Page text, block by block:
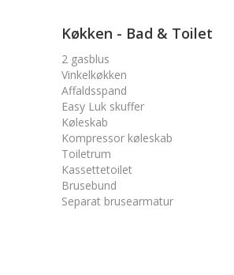
Køkken - Bad & Toilet
2 gasblus
Vinkelkøkken
Affaldsspand
Easy Luk skuffer
Køleskab
Kompressor køleskab
Toiletrum
Kassettetoilet
Brusebund
Separat brusearmatur